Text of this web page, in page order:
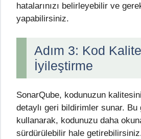
hatalarınızı belirleyebilir ve
yapabilirsiniz.
Adım 3: Kod
İyileştirme
SonarQube, kodunuzun
detaylı geri bildirimler sunar.
kullanarak, kodunuzu daha
sürdürülebilir hale